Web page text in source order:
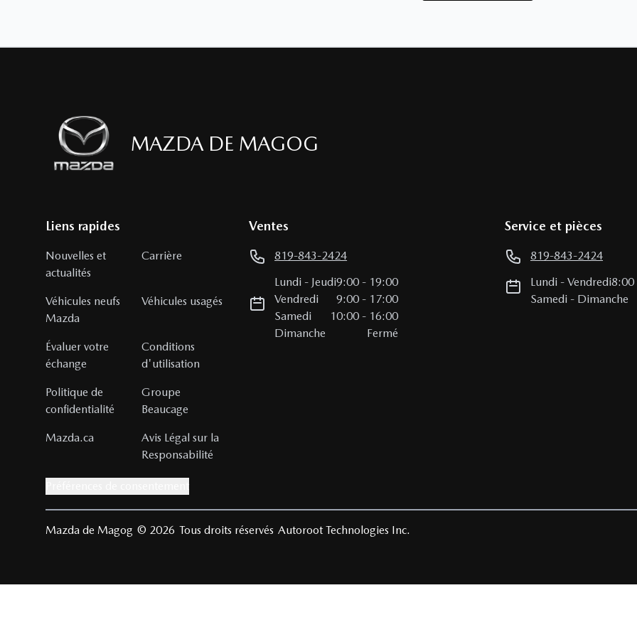
MAZDA DE MAGOG
Liens rapides
Nouvelles et
actualités
Carrière
Véhicules neufs
Mazda
Véhicules usagés
Évaluer votre
échange
Conditions
d'utilisation
Politique de
confidentialité
Groupe
Beaucage
Mazda.ca
Avis Légal sur la
Responsabilité
Ventes
819-843-2424
Lundi - Jeudi9:00 - 19:00
Vendredi
9:00 - 17:00
Samedi
10:00 - 16:00
Dimanche
Fermé
Service et pièces
819-843-2424
Lundi -Vendredi8:00
Samedi - Dimanche
Mazda de Magog © 2026 Tous droits réservés Autoroot Technologies Inc.